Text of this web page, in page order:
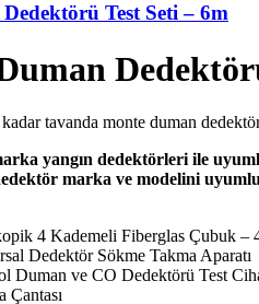
Test Seti – 6m
kadar tavanda monte duman
yangın dedektörleri ile
marka ve modelini
4 Kademeli Fiberglas Çubuk –
Dedektör Sökme Takma Aparatı
Duman ve CO Dedektörü Test
Çantası